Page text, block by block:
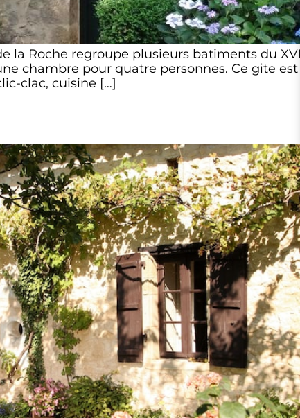
Roche regroupe plusieurs batiments du
chambre pour quatre personnes. Ce gite
clac, cuisine […]